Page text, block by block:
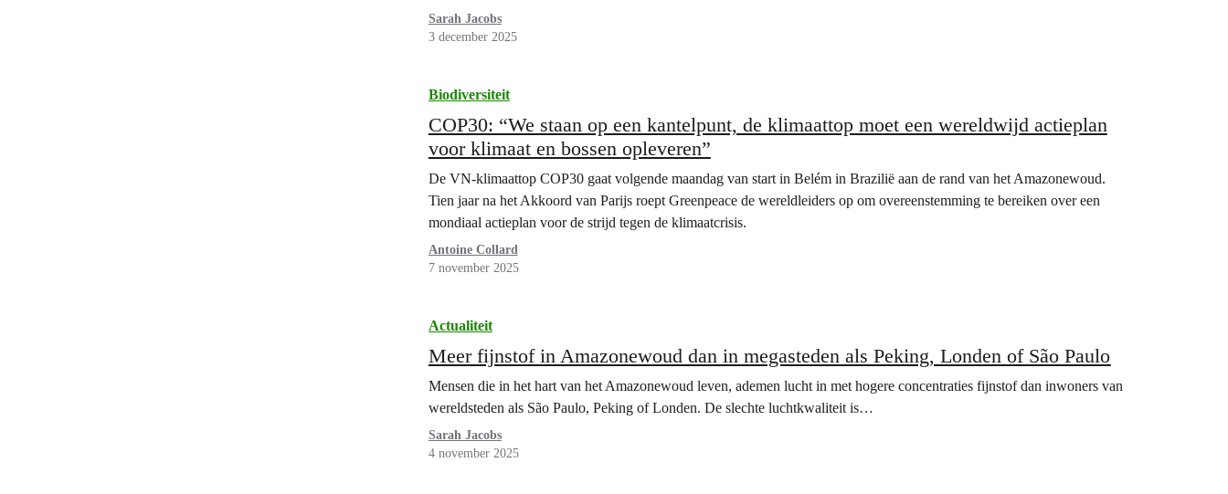
Sarah Jacobs
3 december 2025
Biodiversiteit
COP30: “We staan op een kantelpunt, de klimaattop moet een wereldwijd actieplan
voor klimaat en bossen opleveren”
De VN-klimaattop COP30 gaat volgende maandag van start in Belém in Brazilië aan de rand van het Amazonewoud.
Tien jaar na het Akkoord van Parijs roept Greenpeace de wereldleiders op om overeenstemming te bereiken over een
mondiaal actieplan voor de strijd tegen de klimaatcrisis.
Antoine Collard
7 november 2025
Actualiteit
Meer fijnstof in Amazonewoud dan in megasteden als Peking, Londen of São Paulo
Mensen die in het hart van het Amazonewoud leven, ademen lucht in met hogere concentraties fijnstof dan inwoners van
wereldsteden als São Paulo, Peking of Londen. De slechte luchtkwaliteit is…
Sarah Jacobs
4 november 2025